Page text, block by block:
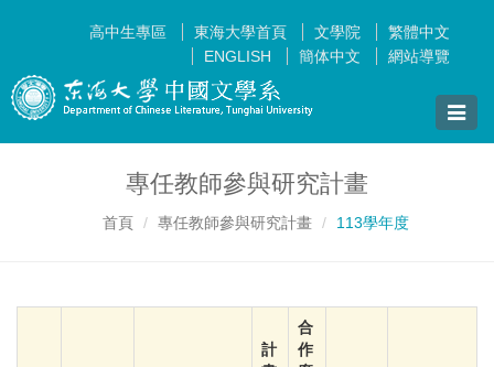
高中生專區 東海大學首頁 文學院
繁體中文
ENGLISH
簡体中文 網站導覽
Toggle
專任教師參與研究計畫
首頁 專任教師參與研究計畫 113學年度
計
合
作